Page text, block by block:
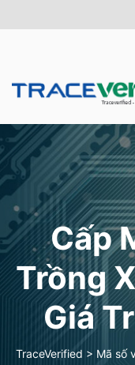
Cấp
Trồng
Giá
TraceVerified > Mã số